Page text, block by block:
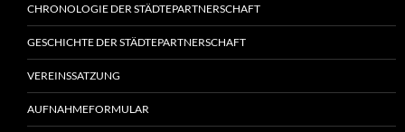
CHRONOLOGIE DER STÄDTEPARTNERSCHAFT
GESCHICHTE DER STÄDTEPARTNERSCHAFT
VEREINSSATZUNG
AUFNAHMEFORMULAR